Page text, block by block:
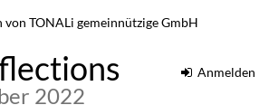
von TONALi gemeinnützige GmbH
2022
Anmelden